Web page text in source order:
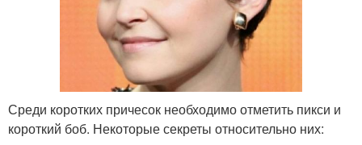
Среди коротких причесок необходимо отметить пикси и
короткий боб. Некоторые секреты относительно них: